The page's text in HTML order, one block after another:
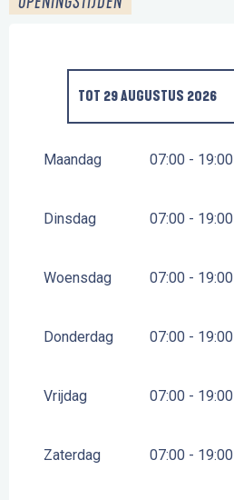
TOT 29 AUGUSTUS 2026
2026
Maandag 07:00 - 19:00
Dinsdag 07:00 - 19:00
Woensdag 07:00 - 19:00
Donderdag 07:00 - 19:00
Vrijdag 07:00 - 19:00
Zaterdag 07:00 - 19:00